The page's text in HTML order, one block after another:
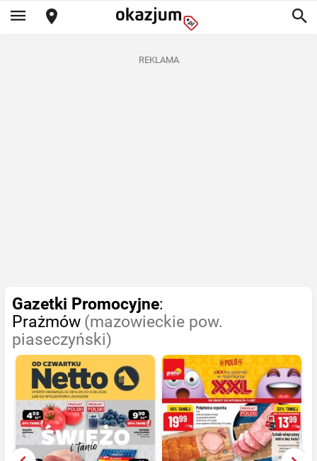
REKLAMA
Gazetki Promocyjne:
Prażmów (mazowieckie pow.
piaseczyński)